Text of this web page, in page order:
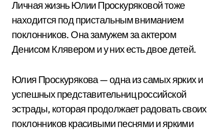
Личная жизнь Юлии Проскуряковой тоже
находится под пристальным вниманием
поклонников. Она замужем за актером
Денисом Клявером и у них есть двое детей.
Юлия Проскурякова — одна из самых ярких и
успешных представительниц российской
эстрады, которая продолжает радовать своих
поклонников красивыми песнями и яркими